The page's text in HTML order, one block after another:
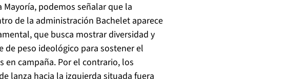
podemos señalar que la
de la administración Bachelet aparece
que busca mostrar diversidad y
peso ideológico para sostener el
en campaña. Por el contrario, los
lanza hacia la izquierda situada fuera